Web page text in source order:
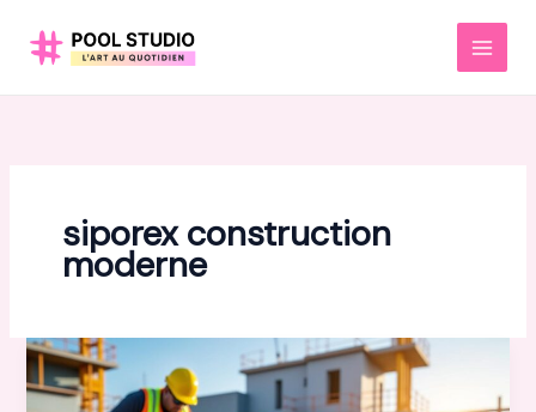
MAIN
siporex construction
moderne